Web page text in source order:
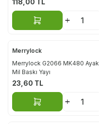
Sepete Ekle
Merrylock
Merrylock G2066 MK480 Ayak
Mil Baskı Yayı
23,60 TL
Sepete Ekle